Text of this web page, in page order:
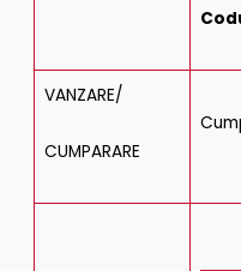
VANZARE/
CUMPARARE